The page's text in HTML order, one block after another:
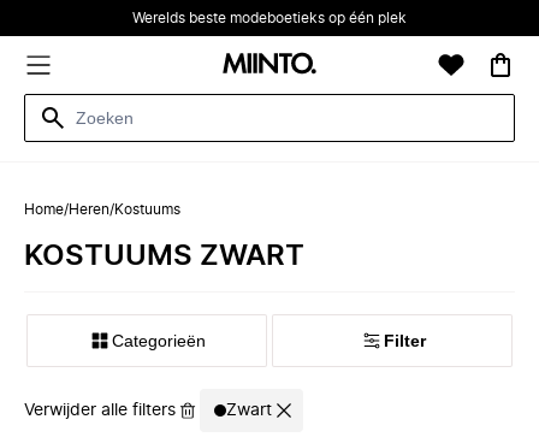
Werelds beste modeboetieks op één plek
Home/Heren/Kostuums
KOSTUUMS ZWART
Categorieën Filter
Verwijder alle filters Zwart